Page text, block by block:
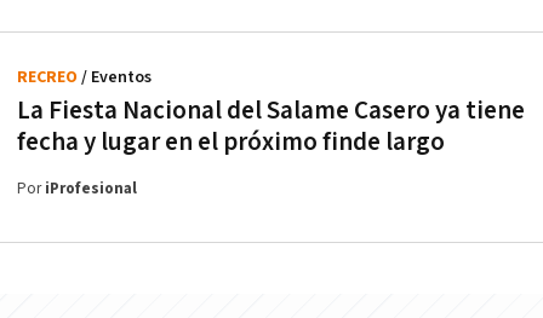
La Fiesta Nacional del Salame Casero ya tiene
fecha y lugar en el próximo finde largo
RECREO / Eventos
PoriProfesional